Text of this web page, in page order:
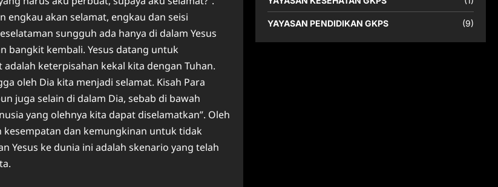
engkau akan selamat, engkau dan seisi
sungguh ada hanya di dalam Yesus
bangkit kembali. Yesus datang untuk
keterpisahan kekal kita dengan Tuhan.
oleh Dia kita menjadi selamat. Kisah Para
juga selain di dalam Dia, sebab di bawah
yang olehnya kita dapat diselamatkan”. Oleh
kesempatan dan kemungkinan untuk tidak
Yesus ke dunia ini adalah skenario yang telah
YAYASAN PENDIDIKAN GKPS (9)